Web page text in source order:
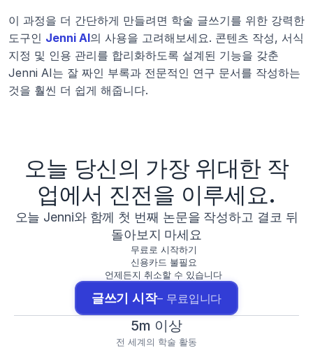
이 과정을 더 간단하게 만들려면 학술 글쓰기를 위한 강력한
도구인 Jenni AI의 사용을 고려해보세요. 콘텐츠 작성, 서식
지정 및 인용 관리를 합리화하도록 설계된 기능을 갖춘
Jenni AI는 잘 짜인 부록과 전문적인 연구 문서를 작성하는
것을 훨씬 더 쉽게 해줍니다.
오늘 당신의 가장 위대한 작
업에서 진전을 이루세요.
오늘 Jenni와 함께 첫 번째 논문을 작성하고 결코 뒤
돌아보지 마세요
무료로 시작하기
신용카드 불필요
언제든지 취소할 수 있습니다
글쓰기 시작– 무료입니다
5m 이상
전 세계의 학술 활동